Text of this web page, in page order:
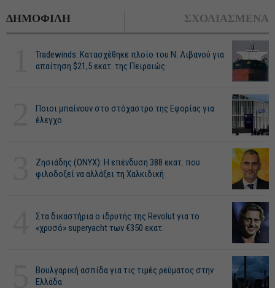
ΔΗΜΟΦΙΛΗ ΣΧΟΛΙΑΣΜΕΝΑ
Tradewinds: Κατασχέθηκε πλοίο του Ν. Λιβανού για
απαίτηση $21,5 εκατ. της Πειραιώς
Ποιοι μπαίνουν στο στόχαστρο της Εφορίας για
έλεγχο
Ζησιάδης (ONYX): Η επένδυση 388 εκατ. που
φιλοδοξεί να αλλάξει τη Χαλκιδική
Στα δικαστήρια ο ιδρυτής της Revolut για το
«χρυσό» superyacht των €350 εκατ.
Βουλγαρική ασπίδα για τις τιμές ρεύματος στην
Ελλάδα